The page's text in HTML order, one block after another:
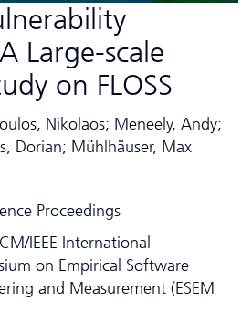
Large-scale
on FLOSS
Nikolaos; Meneely, Andy;
Dorian; Mühlhäuser, Max
Proceedings
IEEE International
on Empirical Software
and Measurement (ESEM